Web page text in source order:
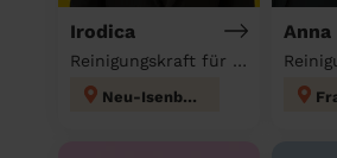
Irodica
Reinigungskraft für deinen Haushalt
Neu-Isenburg
Anna